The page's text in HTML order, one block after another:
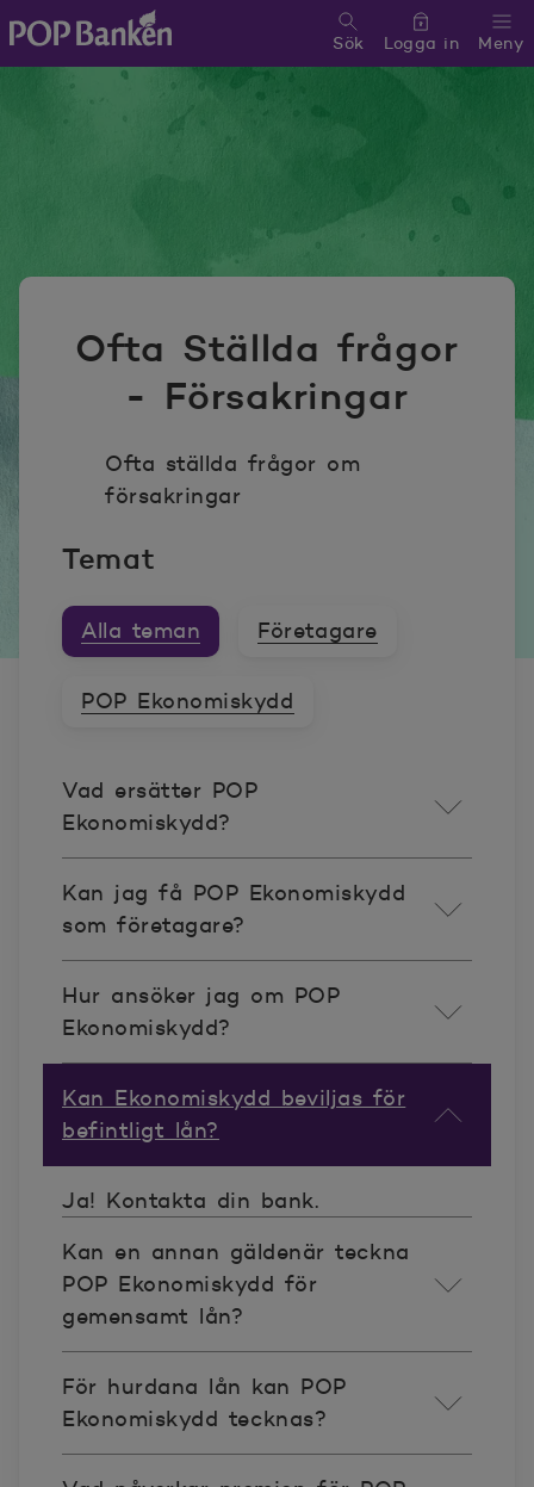
POP banken, till hemsidan
Meny
Sök Logga in
Ofta Ställda frågor
- Försakringar
Ofta ställda frågor om
försakringar
Temat
Alla teman Företagare
POP Ekonomiskydd
Vad ersätter POP
Ekonomiskydd?
Kan jag få POP Ekonomiskydd
som företagare?
Hur ansöker jag om POP
Ekonomiskydd?
Kan Ekonomiskydd beviljas för
befintligt lån?
Ja! Kontakta din bank.
Kan en annan gäldenär teckna
POP Ekonomiskydd för
gemensamt lån?
För hurdana lån kan POP
Ekonomiskydd tecknas?